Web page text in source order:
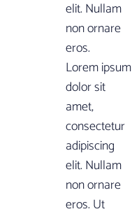
elit. Nullam
non ornare
eros.
Lorem ipsum
dolor sit
amet,
consectetur
adipiscing
elit. Nullam
non ornare
eros. Ut